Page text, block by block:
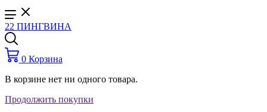
22 ПИНГВИНА
0 Корзина
В корзине нет ни одного товара.
Продолжить покупки